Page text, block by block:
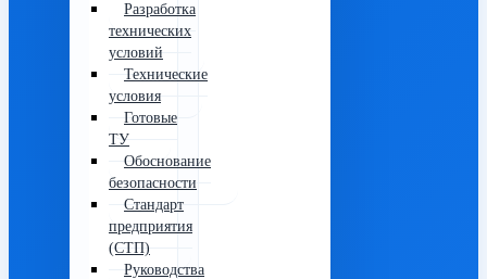
Разработка
технических
условий
Технические
условия
Готовые
ТУ
Обоснование
безопасности
Стандарт
предприятия
(СТП)
Руководства